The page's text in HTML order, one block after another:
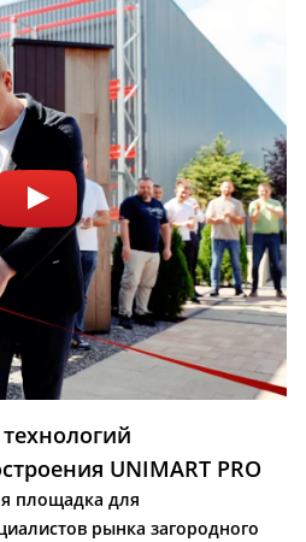
UNIMART PRO
площадка для
рынка загородного